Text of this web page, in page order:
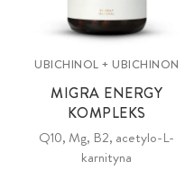
UBICHINOL + UBICHINON
MIGRA ENERGY
KOMPLEKS
Q10, Mg, B2, acetylo-L-
karnityna